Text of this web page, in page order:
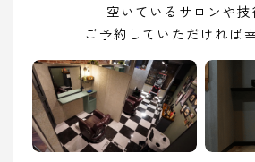
空いているサロンや技
ご予約していただければ